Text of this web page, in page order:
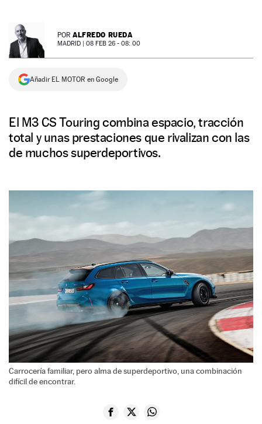
SÍGUENOS
POR ALFREDO RUEDA
MADRID | 08 FEB 26 - 08: 00
Añadir EL MOTOR en Google
El M3 CS Touring combina espacio, tracción
total y unas prestaciones que rivalizan con las
de muchos superdeportivos.
Carrocería familiar, pero alma de superdeportivo, una combinación
difícil de encontrar.